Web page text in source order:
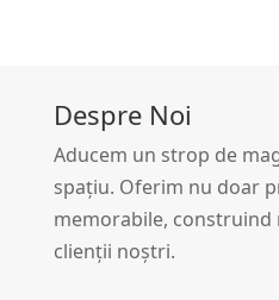
Despre Noi
Aducem un strop de
spațiu. Oferim nu doar
memorabile, construind
clienții noștri.